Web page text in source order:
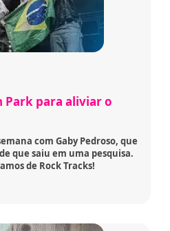
Park para aliviar o
com Gaby Pedroso, que
que saiu em uma pesquisa.
de Rock Tracks!